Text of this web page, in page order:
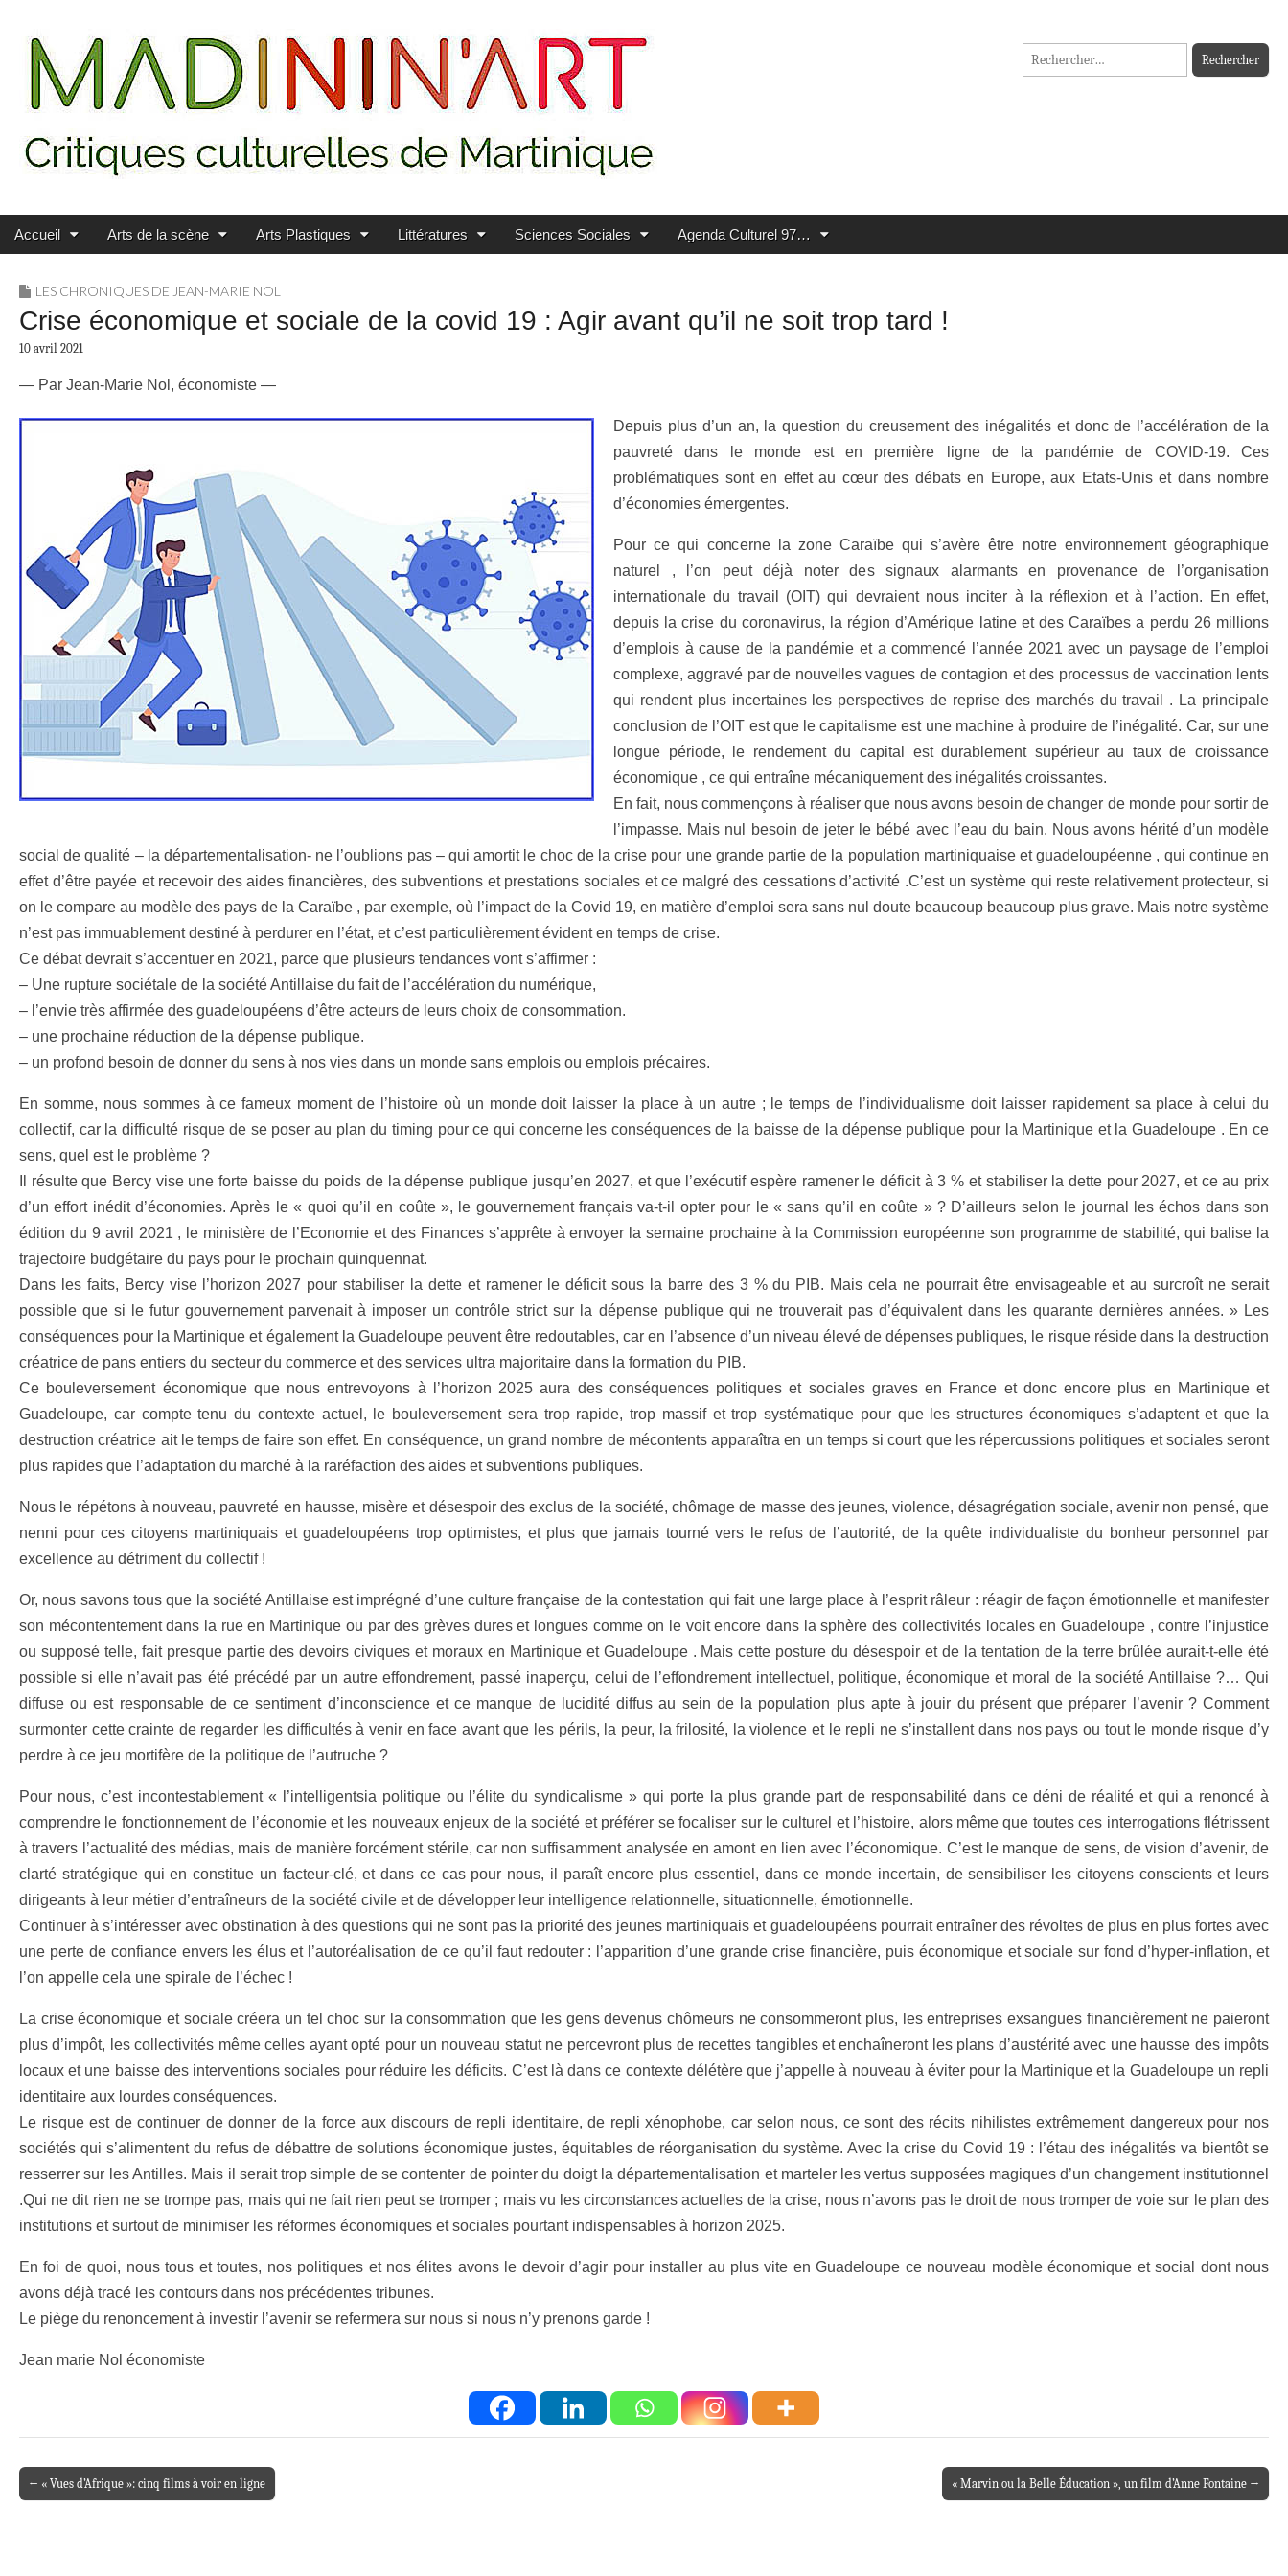
MADININ'ART
Rechercher :
Main menu
Skip to content
Accueil Arts de la scène Arts Plastiques Littératures Sciences Sociales Agenda Culturel 97…
LES CHRONIQUES DE JEAN-MARIE NOL
Crise économique et sociale de la covid 19 : Agir avant qu’il ne soit trop tard !
10 avril 2021
— Par Jean-Marie Nol, économiste —
Depuis plus d’un an, la question du creusement des inégalités et donc de l’accélération de la
pauvreté dans le monde est en première ligne de la pandémie de COVID-19. Ces
problématiques sont en effet au cœur des débats en Europe, aux Etats-Unis et dans nombre
d’économies émergentes.
Pour ce qui concerne la zone Caraïbe qui s’avère être notre environnement géographique
naturel , l’on peut déjà noter des signaux alarmants en provenance de l’organisation
internationale du travail (OIT) qui devraient nous inciter à la réflexion et à l’action. En effet,
depuis la crise du coronavirus, la région d’Amérique latine et des Caraïbes a perdu 26 millions
d’emplois à cause de la pandémie et a commencé l’année 2021 avec un paysage de l’emploi
complexe, aggravé par de nouvelles vagues de contagion et des processus de vaccination lents
qui rendent plus incertaines les perspectives de reprise des marchés du travail . La principale
conclusion de l’OIT est que le capitalisme est une machine à produire de l’inégalité. Car, sur une
longue période, le rendement du capital est durablement supérieur au taux de croissance
économique , ce qui entraîne mécaniquement des inégalités croissantes.
En fait, nous commençons à réaliser que nous avons besoin de changer de monde pour sortir de
l’impasse. Mais nul besoin de jeter le bébé avec l’eau du bain. Nous avons hérité d’un modèle
social de qualité – la départementalisation- ne l’oublions pas – qui amortit le choc de la crise pour une grande partie de la population martiniquaise et guadeloupéenne , qui continue en
effet d’être payée et recevoir des aides financières, des subventions et prestations sociales et ce malgré des cessations d’activité .C’est un système qui reste relativement protecteur, si
on le compare au modèle des pays de la Caraïbe , par exemple, où l’impact de la Covid 19, en matière d’emploi sera sans nul doute beaucoup beaucoup plus grave. Mais notre système
n’est pas immuablement destiné à perdurer en l’état, et c’est particulièrement évident en temps de crise.
Ce débat devrait s’accentuer en 2021, parce que plusieurs tendances vont s’affirmer :
– Une rupture sociétale de la société Antillaise du fait de l’accélération du numérique,
– l’envie très affirmée des guadeloupéens d’être acteurs de leurs choix de consommation.
– une prochaine réduction de la dépense publique.
– un profond besoin de donner du sens à nos vies dans un monde sans emplois ou emplois précaires.
En somme, nous sommes à ce fameux moment de l’histoire où un monde doit laisser la place à un autre ; le temps de l’individualisme doit laisser rapidement sa place à celui du
collectif, car la difficulté risque de se poser au plan du timing pour ce qui concerne les conséquences de la baisse de la dépense publique pour la Martinique et la Guadeloupe . En ce
sens, quel est le problème ?
Il résulte que Bercy vise une forte baisse du poids de la dépense publique jusqu’en 2027, et que l’exécutif espère ramener le déficit à 3 % et stabiliser la dette pour 2027, et ce au prix
d’un effort inédit d’économies. Après le « quoi qu’il en coûte », le gouvernement français va-t-il opter pour le « sans qu’il en coûte » ? D’ailleurs selon le journal les échos dans son
édition du 9 avril 2021 , le ministère de l’Economie et des Finances s’apprête à envoyer la semaine prochaine à la Commission européenne son programme de stabilité, qui balise la
trajectoire budgétaire du pays pour le prochain quinquennat.
Dans les faits, Bercy vise l’horizon 2027 pour stabiliser la dette et ramener le déficit sous la barre des 3 % du PIB. Mais cela ne pourrait être envisageable et au surcroît ne serait
possible que si le futur gouvernement parvenait à imposer un contrôle strict sur la dépense publique qui ne trouverait pas d’équivalent dans les quarante dernières années. » Les
conséquences pour la Martinique et également la Guadeloupe peuvent être redoutables, car en l’absence d’un niveau élevé de dépenses publiques, le risque réside dans la destruction
créatrice de pans entiers du secteur du commerce et des services ultra majoritaire dans la formation du PIB.
Ce bouleversement économique que nous entrevoyons à l’horizon 2025 aura des conséquences politiques et sociales graves en France et donc encore plus en Martinique et
Guadeloupe, car compte tenu du contexte actuel, le bouleversement sera trop rapide, trop massif et trop systématique pour que les structures économiques s’adaptent et que la
destruction créatrice ait le temps de faire son effet. En conséquence, un grand nombre de mécontents apparaîtra en un temps si court que les répercussions politiques et sociales seront
plus rapides que l’adaptation du marché à la raréfaction des aides et subventions publiques.
Nous le répétons à nouveau, pauvreté en hausse, misère et désespoir des exclus de la société, chômage de masse des jeunes, violence, désagrégation sociale, avenir non pensé, que
nenni pour ces citoyens martiniquais et guadeloupéens trop optimistes, et plus que jamais tourné vers le refus de l’autorité, de la quête individualiste du bonheur personnel par
excellence au détriment du collectif !
Or, nous savons tous que la société Antillaise est imprégné d’une culture française de la contestation qui fait une large place à l’esprit râleur : réagir de façon émotionnelle et manifester
son mécontentement dans la rue en Martinique ou par des grèves dures et longues comme on le voit encore dans la sphère des collectivités locales en Guadeloupe , contre l’injustice
ou supposé telle, fait presque partie des devoirs civiques et moraux en Martinique et Guadeloupe . Mais cette posture du désespoir et de la tentation de la terre brûlée aurait-t-elle été
possible si elle n’avait pas été précédé par un autre effondrement, passé inaperçu, celui de l’effondrement intellectuel, politique, économique et moral de la société Antillaise ?… Qui
diffuse ou est responsable de ce sentiment d’inconscience et ce manque de lucidité diffus au sein de la population plus apte à jouir du présent que préparer l’avenir ? Comment
surmonter cette crainte de regarder les difficultés à venir en face avant que les périls, la peur, la frilosité, la violence et le repli ne s’installent dans nos pays ou tout le monde risque d’y
perdre à ce jeu mortifère de la politique de l’autruche ?
Pour nous, c’est incontestablement « l’intelligentsia politique ou l’élite du syndicalisme » qui porte la plus grande part de responsabilité dans ce déni de réalité et qui a renoncé à
comprendre le fonctionnement de l’économie et les nouveaux enjeux de la société et préférer se focaliser sur le culturel et l’histoire, alors même que toutes ces interrogations flétrissent
à travers l’actualité des médias, mais de manière forcément stérile, car non suffisamment analysée en amont en lien avec l’économique. C’est le manque de sens, de vision d’avenir, de
clarté stratégique qui en constitue un facteur-clé, et dans ce cas pour nous, il paraît encore plus essentiel, dans ce monde incertain, de sensibiliser les citoyens conscients et leurs
dirigeants à leur métier d’entraîneurs de la société civile et de développer leur intelligence relationnelle, situationnelle, émotionnelle.
Continuer à s’intéresser avec obstination à des questions qui ne sont pas la priorité des jeunes martiniquais et guadeloupéens pourrait entraîner des révoltes de plus en plus fortes avec
une perte de confiance envers les élus et l’autoréalisation de ce qu’il faut redouter : l’apparition d’une grande crise financière, puis économique et sociale sur fond d’hyper-inflation, et
l’on appelle cela une spirale de l’échec !
La crise économique et sociale créera un tel choc sur la consommation que les gens devenus chômeurs ne consommeront plus, les entreprises exsangues financièrement ne paieront
plus d’impôt, les collectivités même celles ayant opté pour un nouveau statut ne percevront plus de recettes tangibles et enchaîneront les plans d’austérité avec une hausse des impôts
locaux et une baisse des interventions sociales pour réduire les déficits. C’est là dans ce contexte délétère que j’appelle à nouveau à éviter pour la Martinique et la Guadeloupe un repli
identitaire aux lourdes conséquences.
Le risque est de continuer de donner de la force aux discours de repli identitaire, de repli xénophobe, car selon nous, ce sont des récits nihilistes extrêmement dangereux pour nos
sociétés qui s’alimentent du refus de débattre de solutions économique justes, équitables de réorganisation du système. Avec la crise du Covid 19 : l’étau des inégalités va bientôt se
resserrer sur les Antilles. Mais il serait trop simple de se contenter de pointer du doigt la départementalisation et marteler les vertus supposées magiques d’un changement institutionnel
.Qui ne dit rien ne se trompe pas, mais qui ne fait rien peut se tromper ; mais vu les circonstances actuelles de la crise, nous n’avons pas le droit de nous tromper de voie sur le plan des
institutions et surtout de minimiser les réformes économiques et sociales pourtant indispensables à horizon 2025.
En foi de quoi, nous tous et toutes, nos politiques et nos élites avons le devoir d’agir pour installer au plus vite en Guadeloupe ce nouveau modèle économique et social dont nous
avons déjà tracé les contours dans nos précédentes tribunes.
Le piège du renoncement à investir l’avenir se refermera sur nous si nous n’y prenons garde !
Jean marie Nol économiste
Post navigation
← « Vues d’Afrique »: cinq films à voir en ligne « Marvin ou la Belle Éducation », un film d’Anne Fontaine →